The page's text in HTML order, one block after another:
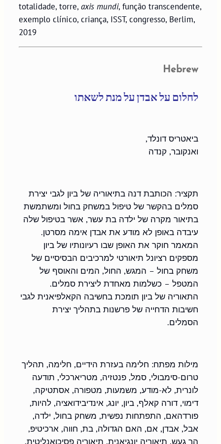
totalidade, torre, axis mundi, função transcendente,
exemplo clínico, criança, ISST, congresso, Berlim,
2019
Hebrew
לחלום על אבדן על מנת לשאתו
ואנקובר, קנדה
הסמלים.